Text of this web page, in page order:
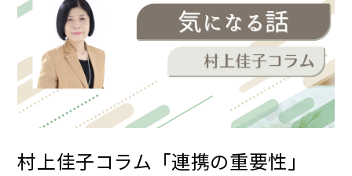
村上佳子コラム「連携の重要性」